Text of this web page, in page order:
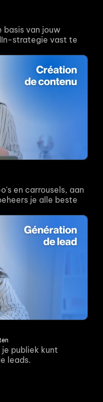
basis van jouw
strategie vast te
en carrousels, aan
je alle beste
je publiek kunt
leads.